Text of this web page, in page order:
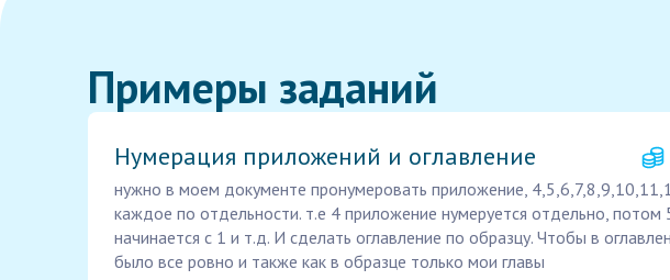
Примеры заданий
Нумерация приложений и оглавление
нужно в моем документе пронумеровать приложение,
каждое по отдельности. т.е 4 приложение нумеруется отдельно, потом
начинается с 1 и т.д. И сделать оглавление по образцу. Чтобы в
было все ровно и также как в образце только мои главы